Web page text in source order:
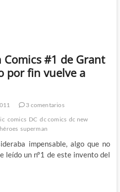
#1 de Grant
por fin vuelve a
3 comentarios
comics DC dc comics dc new
superman
impensable, algo que no
leído un nº1 de este invento del